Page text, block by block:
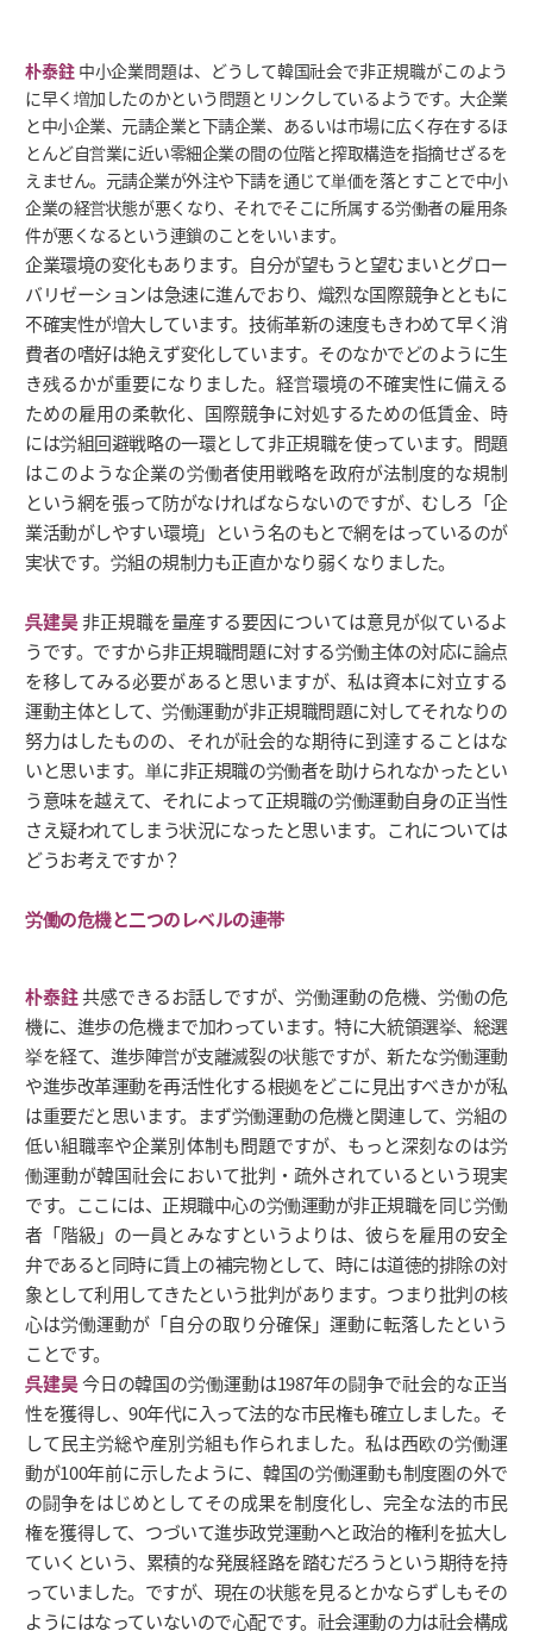
朴泰鉒 中小企業問題は、どうして韓国社会で非正規職がこのよう
に早く増加したのかという問題とリンクしているようです。大企業
と中小企業、元請企業と下請企業、あるいは市場に広く存在するほ
とんど自営業に近い零細企業の間の位階と搾取構造を指摘せざるを
えません。元請企業が外注や下請を通じて単価を落とすことで中小
企業の経営状態が悪くなり、それでそこに所属する労働者の雇用条
件が悪くなるという連鎖のことをいいます。
企業環境の変化もあります。自分が望もうと望むまいとグロー
バリゼーションは急速に進んでおり、熾烈な国際競争とともに
不確実性が増大しています。技術革新の速度もきわめて早く消
費者の嗜好は絶えず変化しています。そのなかでどのように生
き残るかが重要になりました。経営環境の不確実性に備える
ための雇用の柔軟化、国際競争に対処するための低賃金、時
には労組回避戦略の一環として非正規職を使っています。問題
はこのような企業の労働者使用戦略を政府が法制度的な規制
という網を張って防がなければならないのですが、むしろ「企
業活動がしやすい環境」という名のもとで網をはっているのが
実状です。労組の規制力も正直かなり弱くなりました。
呉建昊非正規職を量産する要因については意見が似ているよ
うです。ですから非正規職問題に対する労働主体の対応に論点
を移してみる必要があると思いますが、私は資本に対立する
運動主体として、労働運動が非正規職問題に対してそれなりの
努力はしたものの、それが社会的な期待に到達することはな
いと思います。単に非正規職の労働者を助けられなかったとい
う意味を越えて、それによって正規職の労働運動自身の正当性
さえ疑われてしまう状況になったと思います。これについては
どうお考えですか？
労働の危機と二つのレベルの連帯
朴泰鉒共感できるお話しですが、労働運動の危機、労働の危
機に、進歩の危機まで加わっています。特に大統領選挙、総選
挙を経て、進歩陣営が支離滅裂の状態ですが、新たな労働運動
や進歩改革運動を再活性化する根拠をどこに見出すべきかが私
は重要だと思います。まず労働運動の危機と関連して、労組の
低い組職率や企業別体制も問題ですが、もっと深刻なのは労
働運動が韓国社会において批判・疏外されているという現実
です。ここには、正規職中心の労働運動が非正規職を同じ労働
者「階級」の一員とみなすというよりは、彼らを雇用の安全
弁であると同時に賃上の補完物として、時には道徳的排除の対
象として利用してきたという批判があります。つまり批判の核
心は労働運動が「自分の取り分確保」運動に転落したという
ことです。
呉建昊今日の韓国の労働運動は1987年の闘争で社会的な正当
性を獲得し、90年代に入って法的な市民権も確立しました。そ
して民主労総や産別労組も作られました。私は西欧の労働運
動が100年前に示したように、韓国の労働運動も制度圏の外で
の闘争をはじめとしてその成果を制度化し、完全な法的市民
権を獲得して、つづいて進歩政党運動へと政治的権利を拡大し
ていくという、累積的な発展経路を踏むだろうという期待を持
っていました。ですが、現在の状態を見るとかならずしもその
ようにはなっていないので心配です。社会運動の力は社会構成